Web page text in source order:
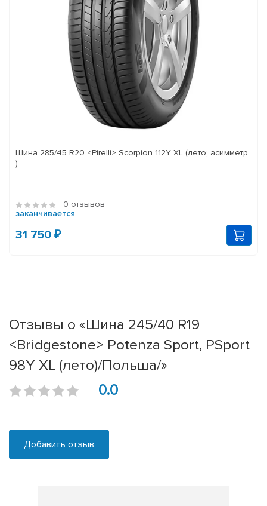
Шина 285/45 R20 <Pirelli> Scorpion 112Y XL (лето; асимметр.
)
0 отзывов
заканчивается
31 750 ₽
Отзывы о «Шина 245/40 R19
<Bridgestone> Potenza Sport, PSport
98Y XL (лето)/Польша/»
0.0
Добавить отзыв